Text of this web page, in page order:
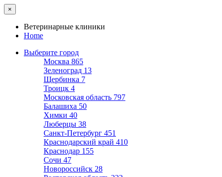
×
Ветеринарные клиники
Home
Выберите город
Москва 865
Зеленоград 13
Щербинка 7
Троицк 4
Московская область 797
Балашиха 50
Химки 40
Люберцы 38
Санкт-Петербург 451
Краснодарский край 410
Краснодар 155
Сочи 47
Новороссийск 28